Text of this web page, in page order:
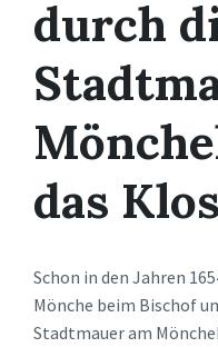
durch
das
Schon in den Jahren
Mönche beim Bischof
Stadtmauer am